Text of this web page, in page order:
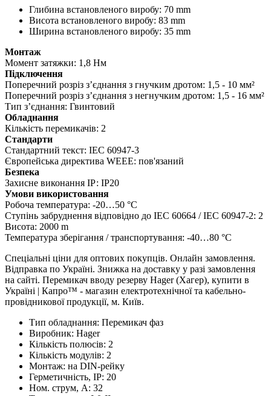
Глибина встановленого виробу: 70 mm
Висота встановленого виробу: 83 mm
Ширина встановленого виробу: 35 mm
Монтаж
Момент затяжки: 1,8 Нм
Підключення
Поперечний розріз з’єднання з гнучким дротом: 1,5 - 10 мм²
Поперечний розріз з’єднання з негнучким дротом: 1,5 - 16 мм²
Тип з’єднання: Гвинтовий
Обладнання
Кількість перемикачів: 2
Стандарти
Стандартний текст: IEC 60947-3
Європейська директива WEEE: пов'язаний
Безпека
Захисне виконання ІР: IP20
Умови використовання
Робоча температура: -20…50 °C
Ступінь забруднення відповідно до IEC 60664 / IEC 60947-2: 2
Висота: 2000 m
Температура зберігання / транспортування: -40…80 °C
Спеціальні ціни для оптових покупців. Онлайн замовлення.
Відправка по Україні. Знижка на доставку у разі замовлення
на сайті. Перемикач вводу резерву Hager (Хагер), купити в
Україні | Капро™ - магазин електротехнічної та кабельно-
провідникової продукції, м. Київ.
Тип обладнання: Перемикач фаз
Виробник: Hager
Кількість полюсів: 2
Кількість модулів: 2
Монтаж: на DIN-рейку
Герметичність, IP: 20
Ном. струм, А: 32